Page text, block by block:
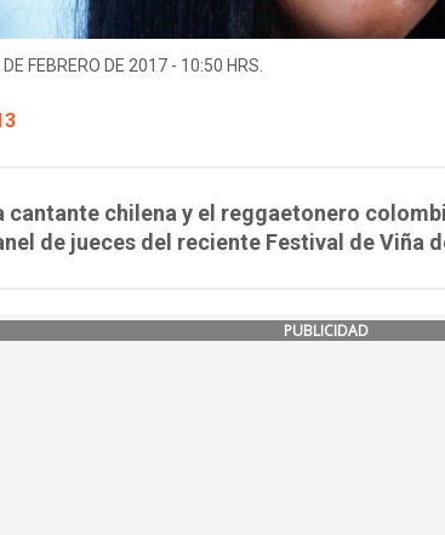
FEBRERO DE 2017 - 10:50 HRS.
cantante chilena y el reggaetonero
de jueces del reciente Festival de Viña
PUBLICIDAD